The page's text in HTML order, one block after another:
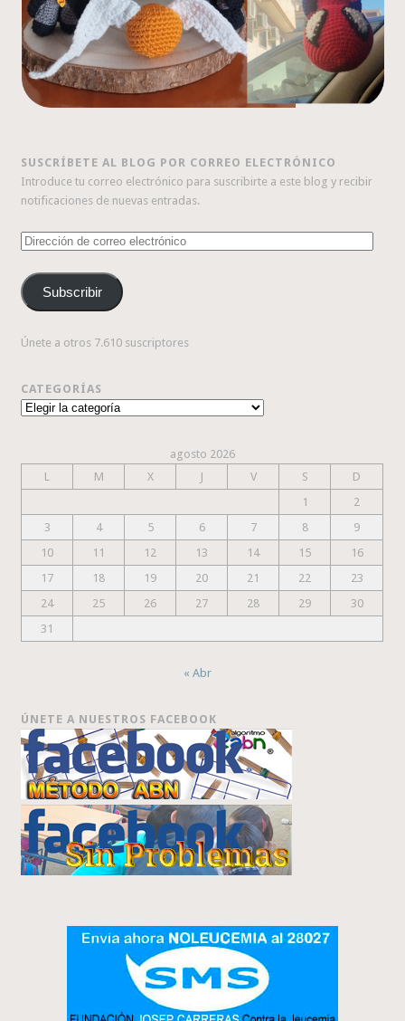
SUSCRÍBETE AL BLOG POR CORREO ELECTRÓNICO
Introduce tu correo electrónico para suscribirte a este blog y recibir
notificaciones de nuevas entradas.
Dirección
correo
electrónico
Subscribir
Únete a otros 7.610 suscriptores
CATEGORÍAS
Categorías
agosto 2026
L
M X J V S
D
1
2
3
4 5 6 7 8
9
10
11 12 13 14 15
16
17
18 19 20 21 22
23
24
25 26 27 28 29
30
31
« Abr
ÚNETE A NUESTROS FACEBOOK